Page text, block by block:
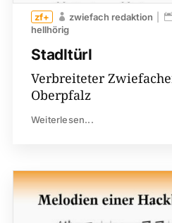
Stadltürl
zwiefach redaktion
hellhörig
Verbreiteter
Oberpfalz
Weiterlesen...